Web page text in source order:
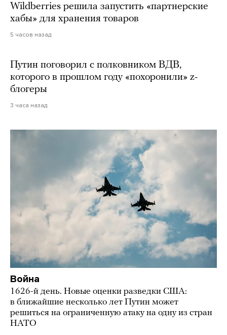
Wildberries решила запустить «партнерские
хабы» для хранения товаров
5 часов назад
Путин поговорил с полковником ВДВ,
которого в прошлом году «похоронили» z-
блогеры
3 часа назад
Война
1626-й день. Новые оценки разведки США:
в ближайшие несколько лет Путин может
решиться на ограниченную атаку на одну из стран
НАТО